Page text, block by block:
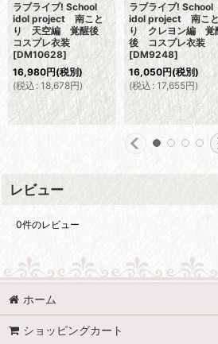
ラブライブ! School
idol project 南こと
り 天空編 覚醒後
コスプレ衣装
[DM10628]
16,980円(税別)
(税込: 18,678円)
ラブライブ! School
idol project 南こ
り クレヨン編 覚
後 コスプレ衣装
[DM9248]
16,050円(税別)
(税込: 17,655円)
レビュー
0件のレビュー
ホーム
ショッピングカート